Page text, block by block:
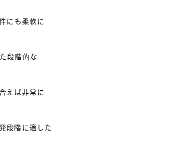
にも柔軟に
段階的な
えば非常に
段階に適した